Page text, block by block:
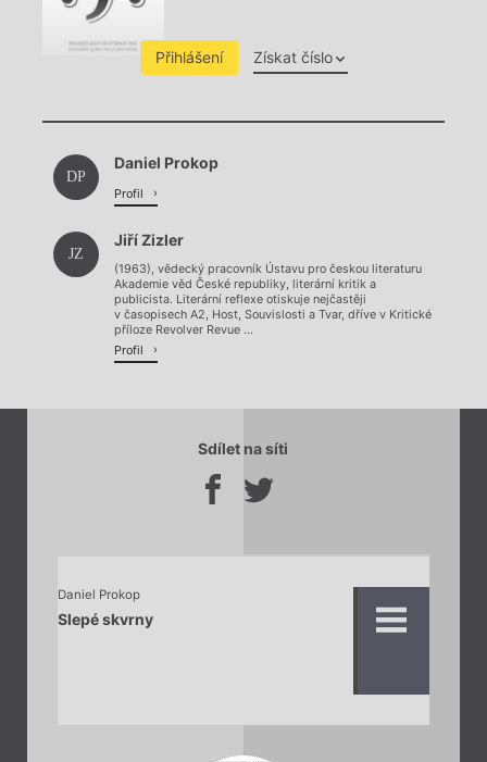
Přihlášení Získat číslo
Chviličku.
Načítá se.
DP
Daniel Prokop
Profil
JZ
Jiří Zizler
(1963), vědecký pracovník Ústavu pro českou literaturu
Akademie věd České republiky, literární kritik a
publicista. Literární reflexe otiskuje nejčastěji
v časopisech A2, Host, Souvislosti a Tvar, dříve v Kritické
příloze Revolver Revue ...
Profil
Sdílet na síti
Daniel Prokop
Slepé skvrny